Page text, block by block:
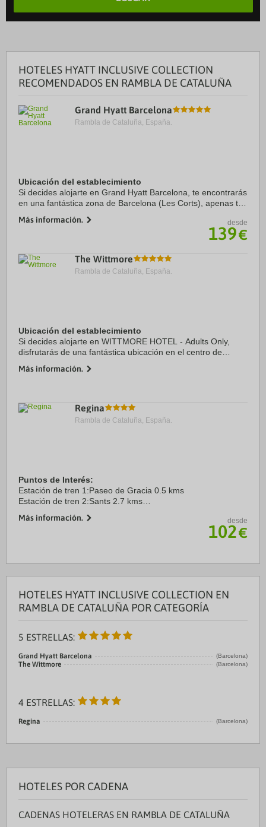
HOTELES HYATT INCLUSIVE COLLECTION
RECOMENDADOS EN RAMBLA DE CATALUÑA
Grand Hyatt Barcelona
Rambla de Cataluña, España.
Ubicación del establecimiento
Si decides alojarte en Grand Hyatt Barcelona, te encontrarás
en una fantástica zona de Barcelona (Les Corts), apenas te
Monasterio de Pedralbes. Además, este ...
Más información. desde
139€
The Wittmore
Rambla de Cataluña, España.
Ubicación del establecimiento
Si decides alojarte en WITTMORE HOTEL - Adults Only,
disfrutarás de una fantástica ubicación en el centro de
min de Puerto de Barcelona. Además, ...
Más información.
Regina
Rambla de Cataluña, España.
Puntos de Interés:
Estación de tren 1:Paseo de Gracia 0.5 kms
Estación de tren 2:Sants 2.7 kms
Puerto:Puerto de Barcelona 4.7 kms
Más información. desde
102€
HOTELES HYATT INCLUSIVE COLLECTION EN
RAMBLA DE CATALUÑA POR CATEGORÍA
5 ESTRELLAS:
Grand Hyatt Barcelona (Barcelona)
The Wittmore (Barcelona)
4 ESTRELLAS:
Regina (Barcelona)
HOTELES POR CADENA
CADENAS HOTELERAS EN RAMBLA DE CATALUÑA